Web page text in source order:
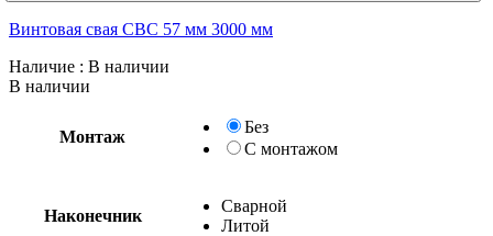
Винтовая свая СВС 57 мм 3000 мм
Наличие : В наличии
В наличии
Монтаж
Без
С монтажом
Наконечник
Сварной
Литой